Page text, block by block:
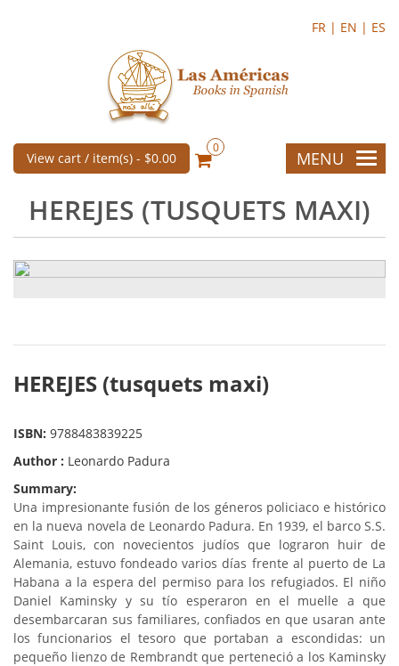
FR | EN | ES
View cart / item(s) - $0.00
0
MENU
HEREJES (TUSQUETS MAXI)
HEREJES (tusquets maxi)
ISBN: 9788483839225
Author : Leonardo Padura
Summary:
Una impresionante fusión de los géneros policiaco e histórico
en la nueva novela de Leonardo Padura. En 1939, el barco S.S.
Saint Louis, con novecientos judíos que lograron huir de
Alemania, estuvo fondeado varios días frente al puerto de La
Habana a la espera del permiso para los refugiados. El niño
Daniel Kaminsky y su tío esperaron en el muelle a que
desembarcaran sus familiares, confiados en que usaran ante
los funcionarios el tesoro que portaban a escondidas: un
pequeño lienzo de Rembrandt que perteneció a los Kaminsky